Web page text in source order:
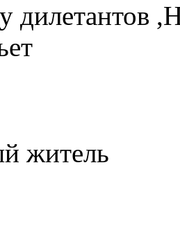
дилетантов
житель